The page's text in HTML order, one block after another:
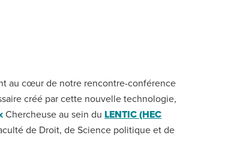
au cœur de notre rencontre-conférence
créé par cette nouvelle technologie,
Chercheuse au sein du LENTIC (HEC
de Droit, de Science politique et de